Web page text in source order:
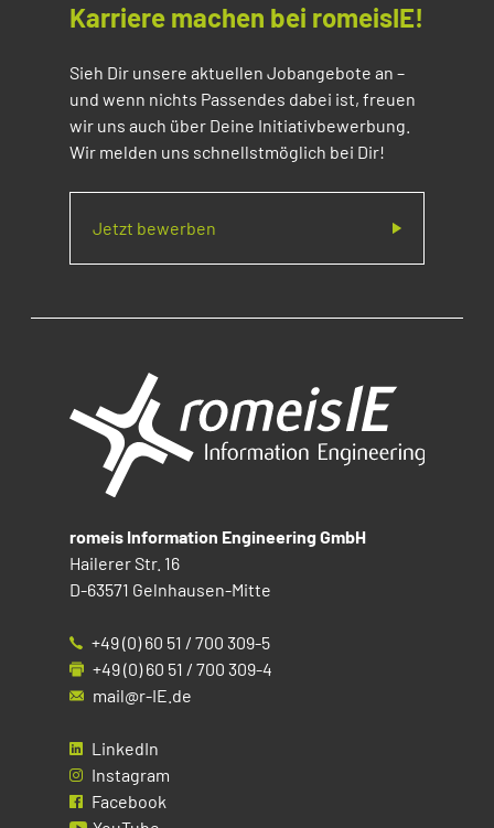
Karriere machen bei romeisIE!
Sieh Dir unsere aktuellen Jobangebote an –
und wenn nichts Passendes dabei ist, freuen
wir uns auch über Deine Initiativbewerbung.
Wir melden uns schnellstmöglich bei Dir!
Jetzt bewerben
romeis Information Engineering GmbH
Hailerer Str. 16
D-63571 Gelnhausen-Mitte
+49 (0) 60 51 / 700 309-5
+49 (0) 60 51 / 700 309-4
mail@r-IE.de
LinkedIn
Instagram
Facebook